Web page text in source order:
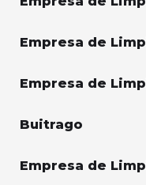
Empresa de
Empresa de
Buitrago
Empresa de